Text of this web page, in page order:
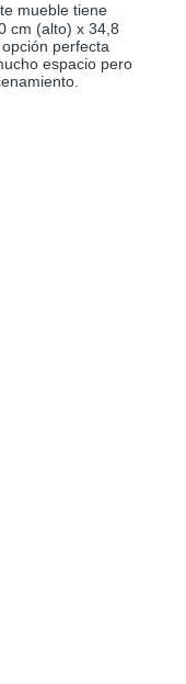
mueble tiene
cm (alto) x 34,8
perfecta
espacio pero